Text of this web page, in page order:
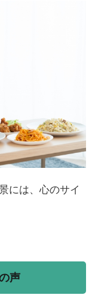
には、心のサイ
声